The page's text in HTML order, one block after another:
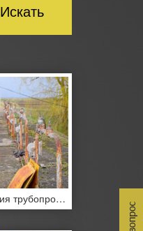
Искать
Клапаны для открывания трубопроводов водонасосной станции.